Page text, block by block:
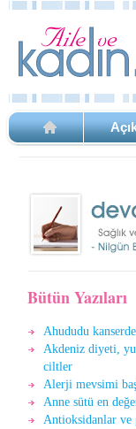
Bütün Yazıları
Ahududu
Akdeniz diyeti,
ciltler
Alerji mevsimi
Anne sütü en
Antioksidanlar ve